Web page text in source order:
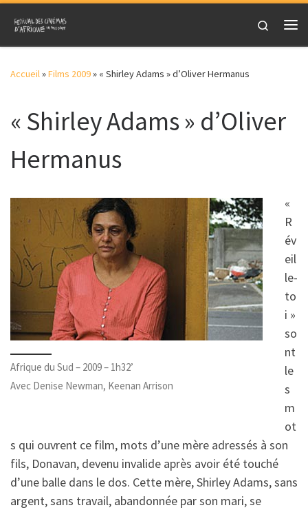
Skip to content
Search
Accueil»Films 2009» « Shirley Adams » d’Oliver Hermanus
« Shirley Adams » d’Oliver
Hermanus
Afrique du Sud – 2009 – 1h32’
Avec Denise Newman, Keenan Arrison
«
R
év
eil
le-
to
i »
so
nt
le
s
m
ot
s qui ouvrent ce film, mots d’une mère adressés à son
fils, Donavan, devenu invalide après avoir été touché
d’une balle dans le dos. Cette mère, Shirley Adams, sans
argent, sans travail, abandonnée par son mari, se